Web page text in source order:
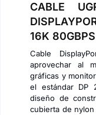
CABLE
16K
Cable
aprovechar al
gráficas y
el estándar DP
diseño de
cubierta de